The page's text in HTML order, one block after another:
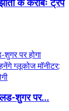
के करीबः ट्रंप
शुगर पर...